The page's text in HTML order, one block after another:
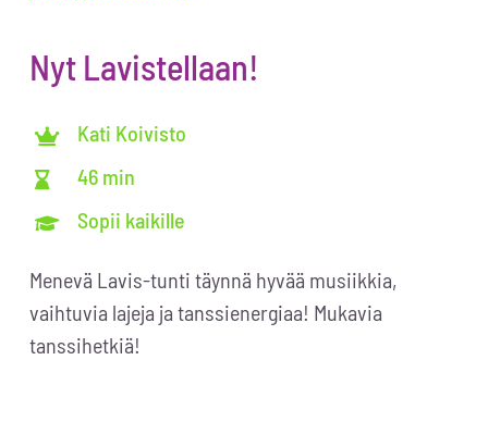
Nyt Lavistellaan!
Kati Koivisto
46 min
Sopii kaikille
Menevä Lavis-tunti täynnä hyvää musiikkia,
vaihtuvia lajeja ja tanssienergiaa! Mukavia
tanssihetkiä!